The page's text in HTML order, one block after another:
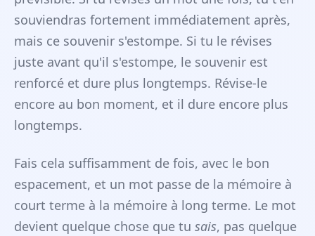
souviendras fortement immédiatement après,
mais ce souvenir s'estompe. Si tu le révises
juste avant qu'il s'estompe, le souvenir est
renforcé et dure plus longtemps. Révise-le
encore au bon moment, et il dure encore plus
longtemps.
Fais cela suffisamment de fois, avec le bon
espacement, et un mot passe de la mémoire à
court terme à la mémoire à long terme. Le mot
devient quelque chose que tu sais, pas quelque